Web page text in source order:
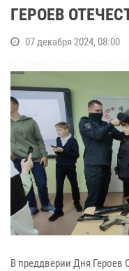
ГЕРОЕВ
07 декабря 2024, 08:00
В преддверии Дня Героев